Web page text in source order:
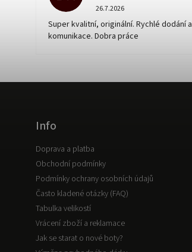
26.7.2026
Super kvalitní, originální. Rychlé dodání a
komunikace. Dobra práce
Info
Doprava a platba
Obchodní podmínky
Podmínky ochrany osobních údajů
Často kladené otázky (FAQ)
Tabulka velikostí
Vrácení zboží a reklamace
Jak se starat o nové boty?